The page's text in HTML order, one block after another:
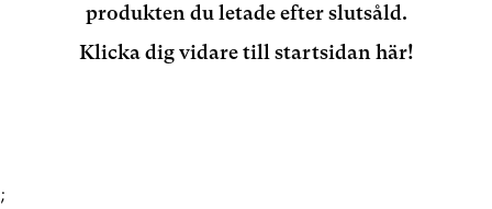
produkten du letade efter slutsåld.
Klicka dig vidare till startsidan här!
;